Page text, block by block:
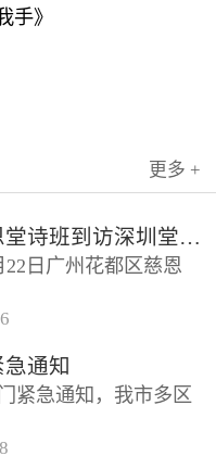
》
更多 +
广州慈恩堂诗班到访深圳堂、和平堂
22日广州花都区慈恩
叶海莲牧师的带领
访基督教和平堂、深
和平堂教...
通知
紧急通知，我市多区